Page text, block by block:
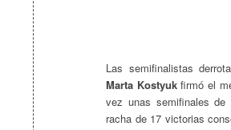
Las semifinalistas
Marta Kostyukfirmó el
vez unas semifinales de
racha de 17 victorias